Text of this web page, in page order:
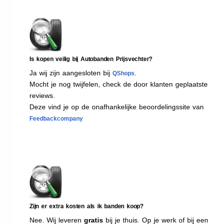
Is kopen veilig bij Autobanden Prijsvechter?
Ja wij zijn aangesloten bij QShops
Mocht je nog twijfelen, check de door klanten geplaatste
reviews.
Deze vind je op de onafhankelijke beoordelingssite van
Feedbackcompany
Zijn er extra kosten als ik banden koop?
Nee. Wij leveren gratis bij je thuis. Op je werk of bij een